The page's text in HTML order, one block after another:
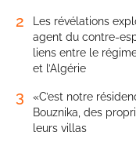
2
Les révélations
agent du contre-
liens entre le
et l’Algérie
3
«C’est notre
Bouznika, des
leurs villas